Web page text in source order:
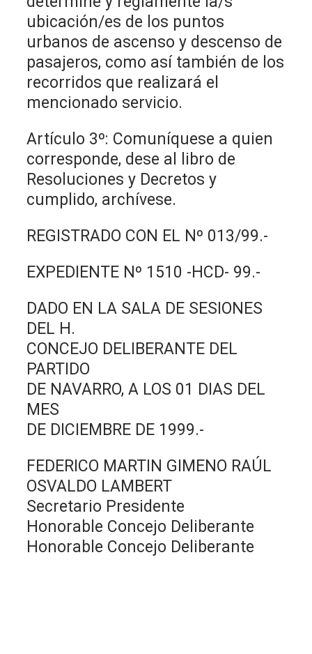
ubicación/es de los puntos
urbanos de ascenso y descenso de
pasajeros, como así también de los
recorridos que realizará el
mencionado servicio.
Artículo 3º: Comuníquese a quien
corresponde, dese al libro de
Resoluciones y Decretos y
cumplido, archívese.
REGISTRADO CON EL Nº 013/99.-
EXPEDIENTE Nº 1510 -HCD- 99.-
DADO EN LA SALA DE SESIONES
DEL H.
CONCEJO DELIBERANTE DEL
PARTIDO
DE NAVARRO, A LOS 01 DIAS DEL
MES
DE DICIEMBRE DE 1999.-
FEDERICO MARTIN GIMENO RAÚL
OSVALDO LAMBERT
Secretario Presidente
Honorable Concejo Deliberante
Honorable Concejo Deliberante